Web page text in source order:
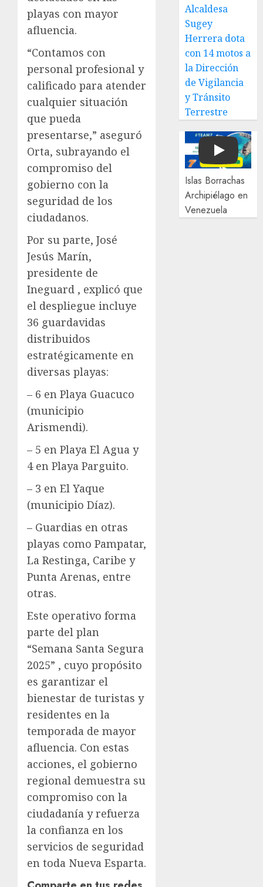
playas con mayor
afluencia.
“Contamos con
personal profesional y
calificado para atender
cualquier situación
que pueda
presentarse,” aseguró
Orta, subrayando el
compromiso del
gobierno con la
seguridad de los
ciudadanos.
Por su parte, José
Jesús Marín,
presidente de
Ineguard , explicó que
el despliegue incluye
36 guardavidas
distribuidos
estratégicamente en
diversas playas:
– 6 en Playa Guacuco
(municipio
Arismendi).
– 5 en Playa El Agua y
4 en Playa Parguito.
– 3 en El Yaque
(municipio Díaz).
– Guardias en otras
playas como Pampatar,
La Restinga, Caribe y
Punta Arenas, entre
otras.
Este operativo forma
parte del plan
“Semana Santa Segura
2025” , cuyo propósito
es garantizar el
bienestar de turistas y
residentes en la
temporada de mayor
afluencia. Con estas
acciones, el gobierno
regional demuestra su
compromiso con la
ciudadanía y refuerza
la confianza en los
servicios de seguridad
en toda Nueva Esparta.
Alcaldesa
Sugey
Herrera dota
con 14 motos a
la Dirección
de Vigilancia
y Tránsito
Terrestre
Play
Islas Borrachas
Archipiélago en
Venezuela